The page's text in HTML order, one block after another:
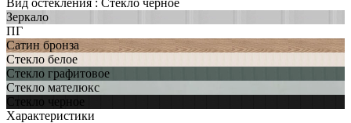
Зеркало
ПГ
Сатин бронза
Стекло белое
Стекло графитовое
Стекло мателюкс
Стекло черное
Характеристики